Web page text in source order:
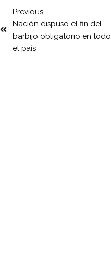
Previous
Nación dispuso el fin del
barbijo obligatorio en todo
el país